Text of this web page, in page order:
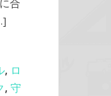
合
, ロ
, 守